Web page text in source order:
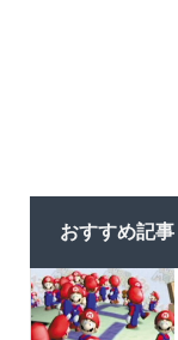
おすすめ記事